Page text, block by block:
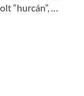
“hurcán”, …